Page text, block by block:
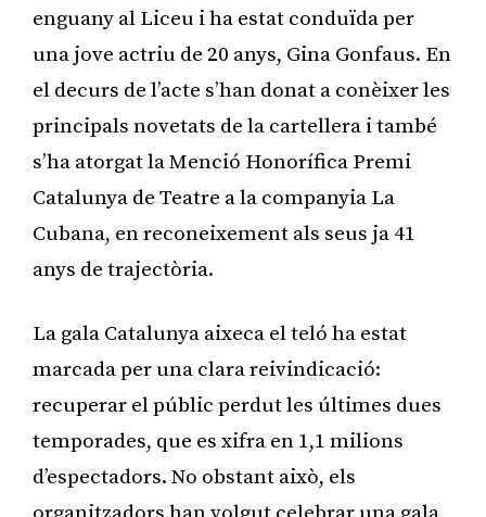
enguany al Liceu i ha estat conduïda per
una jove actriu de 20 anys, Gina Gonfaus. En
el decurs de l’acte s’han donat a conèixer les
principals novetats de la cartellera i també
s’ha atorgat la Menció Honorífica Premi
Catalunya de Teatre a la companyia La
Cubana, en reconeixement als seus ja 41
anys de trajectòria.
La gala Catalunya aixeca el teló ha estat
marcada per una clara reivindicació:
recuperar el públic perdut les últimes dues
temporades, que es xifra en 1,1 milions
d’espectadors. No obstant això, els